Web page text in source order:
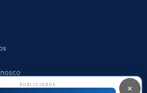
✕
PUBLICIDADE